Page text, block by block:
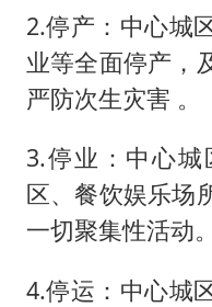
2.停产：中心城
业等全面停产，
严防次生灾害 。
3.停业：中心
区、餐饮娱乐场
一切聚集性活动。
4.停运：中心城